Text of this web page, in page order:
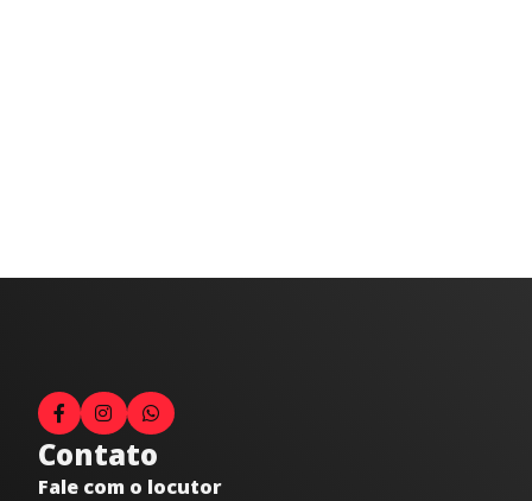
Contato
Fale com o locutor